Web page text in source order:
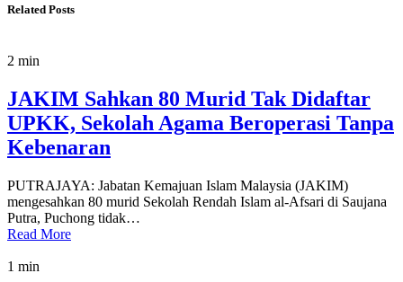
Related Posts
2 min
JAKIM Sahkan 80 Murid Tak Didaftar
UPKK, Sekolah Agama Beroperasi Tanpa
Kebenaran
PUTRAJAYA: Jabatan Kemajuan Islam Malaysia (JAKIM)
mengesahkan 80 murid Sekolah Rendah Islam al-Afsari di Saujana
Putra, Puchong tidak…
Read More
1 min